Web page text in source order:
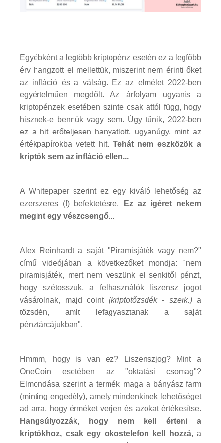
Egyébként a legtöbb kriptopénz esetén ez a legfőbb
érv hangzott el mellettük, miszerint nem érinti őket
az infláció és a válság. Ez az elmélet 2022-ben
egyértelműen megdőlt. Az árfolyam ugyanis a
kriptopénzek esetében szinte csak attól függ, hogy
hisznek-e bennük vagy sem. Úgy tűnik, 2022-ben
ez a hit erőteljesen hanyatlott, ugyanúgy, mint az
értékpapírokba vetett hit. Tehát nem eszközök a
kriptók sem az infláció ellen...
A Whitepaper szerint ez egy kiváló lehetőség az
ezerszeres (!) befektetésre.
Ez az ígéret nekem
megint egy vészcsengő...
Alex Reinhardt a saját "Piramisjáték vagy nem?"
című videójában a következőket mondja: "nem
piramisjáték, mert nem veszünk el senkitől pénzt,
hogy szétosszuk, a felhasználók liszensz jogot
vásárolnak, majd coint (kriptotőzsdék - szerk.)a
tőzsdén, amit lefagyasztanak a saját
pénztárcájukban".
Hmmm, hogy is van ez? Liszenszjog? Mint a
OneCoin esetében az "oktatási csomag"?
Elmondása szerint a termék maga a bányász farm
(minting engedély), amely mindenkinek lehetőséget
ad arra, hogy érméket verjen és azokat értékesítse.
Hangsúlyozzák, hogy nem kell érteni a
kriptókhoz, csak egy okostelefon kell hozzá, a